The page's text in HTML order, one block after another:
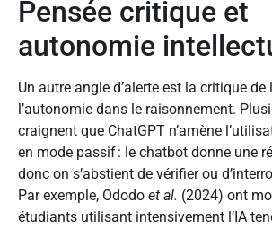
Pensée critique et
autonomie
Un autre angle d’alerte est la critique de
l’autonomie dans le raisonnement.
craignent que ChatGPT n’amène
en mode passif : le chatbot donne une
donc on s’abstient de vérifier ou
Par exemple, Ododo et al. (2024) ont
étudiants utilisant intensivement l’IA